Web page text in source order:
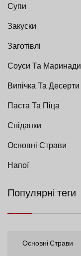
Супи
Закуски
Заготівлі
Соуси Та Маринади
Випічка Та Десерти
Паста Та Піца
Сніданки
Основні Страви
Напої
Популярні теги
Основні Страви